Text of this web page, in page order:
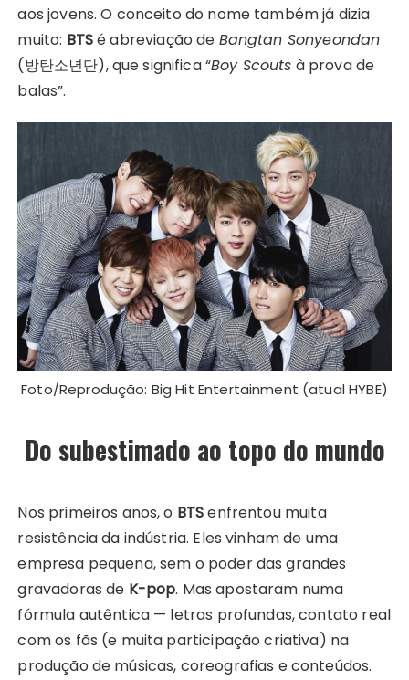
aos jovens. O conceito do nome também já dizia
muito: BTSé abreviação de Bangtan Sonyeondan
(방탄소년단), que significa “Boy Scouts à prova de
balas”.
Foto/Reprodução: Big Hit Entertainment (atual HYBE)
Do subestimado ao topo do mundo
Nos primeiros anos, o BTSenfrentou muita
resistência da indústria. Eles vinham de uma
empresa pequena, sem o poder das grandes
gravadoras de K-pop. Mas apostaram numa
fórmula autêntica — letras profundas, contato real
com os fãs (e muita participação criativa) na
produção de músicas, coreografias e conteúdos.